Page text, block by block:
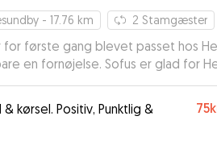
- 17.76 km 2 Stamgæster
for første gang blevet passet hos
en fornøjelse. Sofus er glad for
taget sig flot af ham. En pasning vi
og næste pasning er allerede
& kørsel. Positiv, Punktlig &